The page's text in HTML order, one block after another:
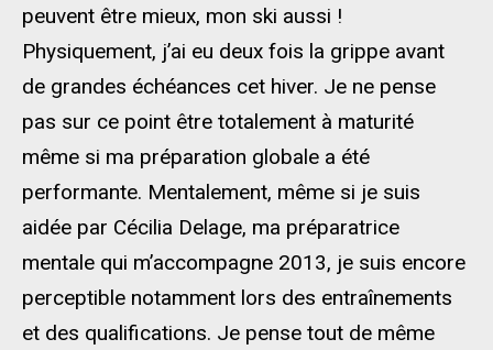
peuvent être mieux, mon ski aussi !
Physiquement, j’ai eu deux fois la grippe avant
de grandes échéances cet hiver. Je ne pense
pas sur ce point être totalement à maturité
même si ma préparation globale a été
performante. Mentalement, même si je suis
aidée par Cécilia Delage, ma préparatrice
mentale qui m’accompagne 2013, je suis encore
perceptible notamment lors des entraînements
et des qualifications. Je pense tout de même